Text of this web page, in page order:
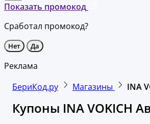
Показать промокод
Сработал промокод?
Нет Да
Реклама
БериКод.ру
Магазины INA
Купоны INA VOKICH